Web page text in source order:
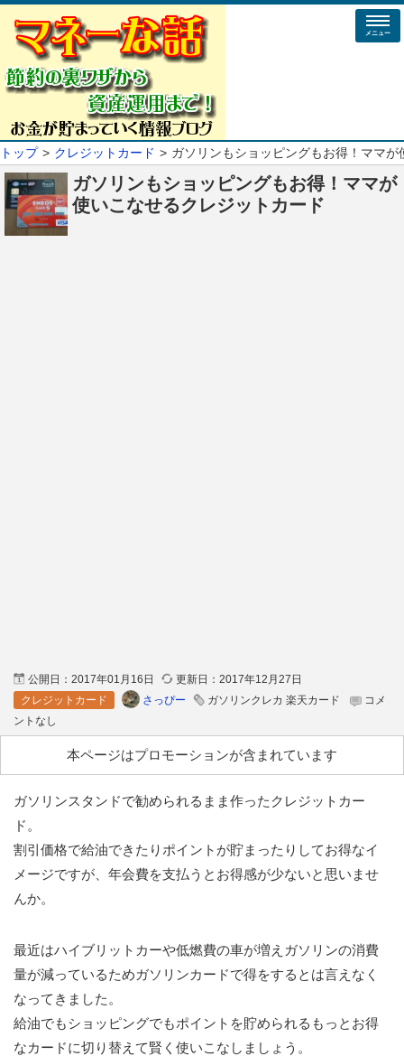
メニュー
トップ クレジットカード ガソリンもショッピングもお得！ママ
ガソリンもショッピングもお得！ママが
使いこなせるクレジットカード
公開日： 2017年01月16日 更新日： 2017年12月27日
クレジットカード
さっぴー ガソリンクレカ 楽天カード
コメ
ントなし
本ページはプロモーションが含まれています
ガソリンスタンドで勧められるまま作ったクレジットカー
ド。
割引価格で給油できたりポイントが貯まったりしてお得なイ
メージですが、年会費を支払うとお得感が少ないと思いませ
んか。
最近はハイブリットカーや低燃費の車が増えガソリンの消費
量が減っているためガソリンカードで得をするとは言えなく
なってきました。
給油でもショッピングでもポイントを貯められるもっとお得
なカードに切り替えて賢く使いこなしましょう。